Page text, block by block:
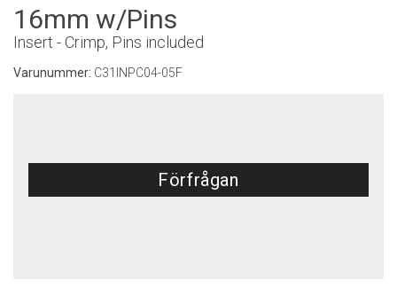
16mm w/Pins
Insert - Crimp, Pins included
Varunummer: C31INPC04-05F
Förfrågan